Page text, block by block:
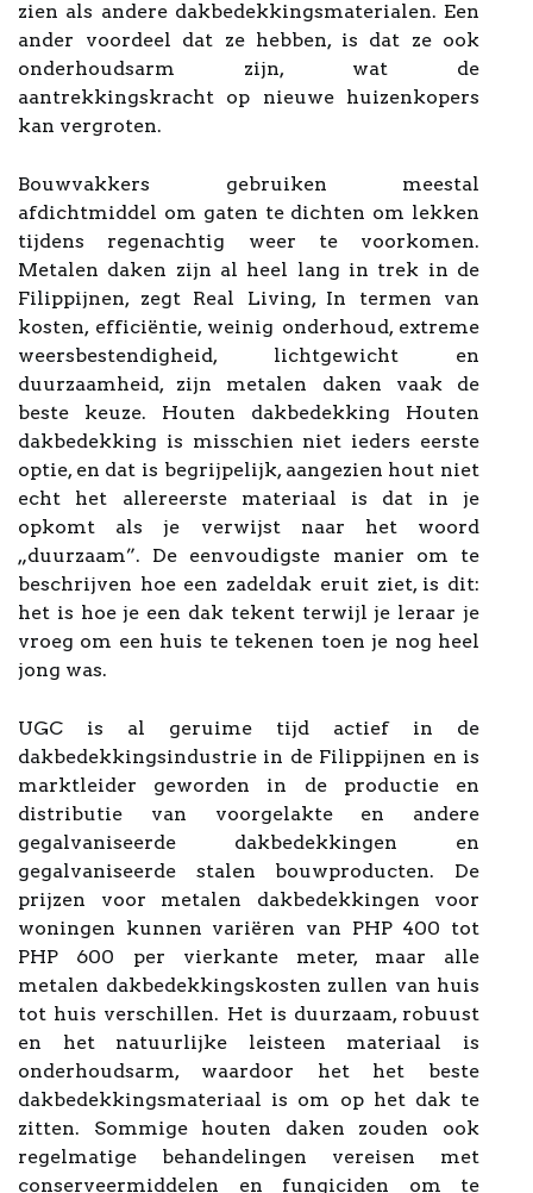
zien als andere dakbedekkingsmaterialen. Een
ander voordeel dat ze hebben, is dat ze ook
onderhoudsarm zijn, wat de
aantrekkingskracht op nieuwe huizenkopers
kan vergroten.
Bouwvakkers gebruiken meestal
afdichtmiddel om gaten te dichten om lekken
tijdens regenachtig weer te voorkomen.
Metalen daken zijn al heel lang in trek in de
Filippijnen, zegt Real Living, In termen van
kosten, efficiëntie, weinig onderhoud, extreme
weersbestendigheid, lichtgewicht en
duurzaamheid, zijn metalen daken vaak de
beste keuze. Houten dakbedekking Houten
dakbedekking is misschien niet ieders eerste
optie, en dat is begrijpelijk, aangezien hout niet
echt het allereerste materiaal is dat in je
opkomt als je verwijst naar het woord
„duurzaam”. De eenvoudigste manier om te
beschrijven hoe een zadeldak eruit ziet, is dit:
het is hoe je een dak tekent terwijl je leraar je
vroeg om een huis te tekenen toen je nog heel
jong was.
UGC is al geruime tijd actief in de
dakbedekkingsindustrie in de Filippijnen en is
marktleider geworden in de productie en
distributie van voorgelakte en andere
gegalvaniseerde dakbedekkingen en
gegalvaniseerde stalen bouwproducten. De
prijzen voor metalen dakbedekkingen voor
woningen kunnen variëren van PHP 400 tot
PHP 600 per vierkante meter, maar alle
metalen dakbedekkingskosten zullen van huis
tot huis verschillen. Het is duurzaam, robuust
en het natuurlijke leisteen materiaal is
onderhoudsarm, waardoor het het beste
dakbedekkingsmateriaal is om op het dak te
zitten. Sommige houten daken zouden ook
regelmatige behandelingen vereisen met
conserveermiddelen en fungiciden om te